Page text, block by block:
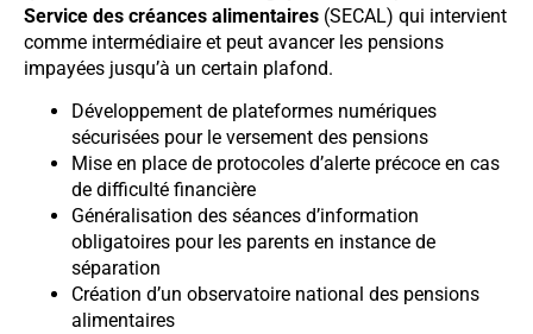
Service des créances alimentaires (SECAL) qui intervient
comme intermédiaire et peut avancer les pensions
impayées jusqu’à un certain plafond.
Développement de plateformes numériques
sécurisées pour le versement des pensions
Mise en place de protocoles d’alerte précoce en cas
de difficulté financière
Généralisation des séances d’information
obligatoires pour les parents en instance de
séparation
Création d’un observatoire national des pensions
alimentaires